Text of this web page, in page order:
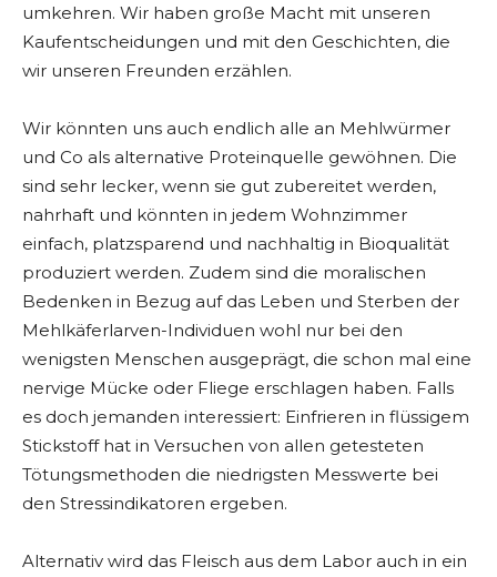
umkehren. Wir haben große Macht mit unseren
Kaufentscheidungen und mit den Geschichten, die
wir unseren Freunden erzählen.
Wir könnten uns auch endlich alle an Mehlwürmer
und Co als alternative Proteinquelle gewöhnen. Die
sind sehr lecker, wenn sie gut zubereitet werden,
nahrhaft und könnten in jedem Wohnzimmer
einfach, platzsparend und nachhaltig in Bioqualität
produziert werden. Zudem sind die moralischen
Bedenken in Bezug auf das Leben und Sterben der
Mehlkäferlarven-Individuen wohl nur bei den
wenigsten Menschen ausgeprägt, die schon mal eine
nervige Mücke oder Fliege erschlagen haben. Falls
es doch jemanden interessiert: Einfrieren in flüssigem
Stickstoff hat in Versuchen von allen getesteten
Tötungsmethoden die niedrigsten Messwerte bei
den Stressindikatoren ergeben.
Alternativ wird das Fleisch aus dem Labor auch in ein